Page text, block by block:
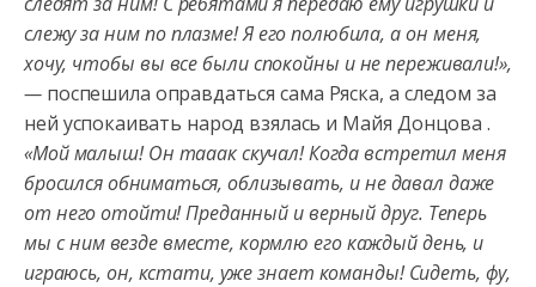
слежу за ним по плазме! Я его полюбила, а он меня,
хочу, чтобы вы все были спокойны и не переживали!»,
— поспешила оправдаться сама Ряска, а следом за
ней успокаивать народ взялась и Майя Донцова .
«Мой малыш! Он тааак скучал! Когда встретил меня
бросился обниматься, облизывать, и не давал даже
от него отойти! Преданный и верный друг. Теперь
мы с ним везде вместе, кормлю его каждый день, и
играюсь, он, кстати, уже знает команды! Сидеть, фу,